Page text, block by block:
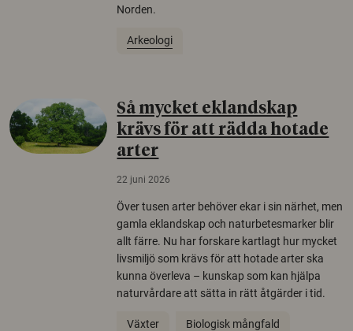
Norden.
Arkeologi
Så mycket eklandskap
krävs för att rädda hotade
arter
22 juni 2026
Över tusen arter behöver ekar i sin närhet, men
gamla eklandskap och naturbetesmarker blir
allt färre. Nu har forskare kartlagt hur mycket
livsmiljö som krävs för att hotade arter ska
kunna överleva – kunskap som kan hjälpa
naturvårdare att sätta in rätt åtgärder i tid.
Växter Biologisk mångfald